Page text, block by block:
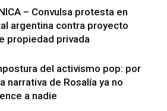
– Convulsa protesta en
argentina contra proyecto
propiedad privada
del activismo pop: por
narrativa de Rosalía ya no
a nadie